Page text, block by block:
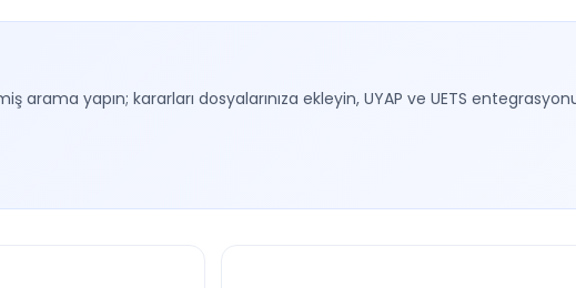
arama yapın; kararları dosyalarınıza ekleyin, UYAP ve UETS